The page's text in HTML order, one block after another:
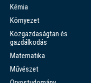
Kémia
Környezet
Közgazdaságtan és
gazdálkodás
Matematika
Művészet